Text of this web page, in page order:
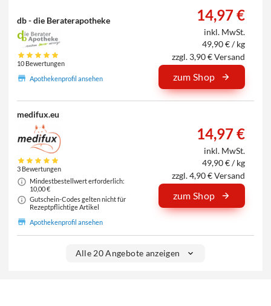
db - die Beraterapotheke
10 Bewertungen
Apothekenprofil ansehen
14,97 €
inkl. MwSt.
49,90 € / kg
zzgl. 3,90 € Versand
zum Shop
medifux.eu
3 Bewertungen
Mindestbestellwert erforderlich:
10,00 €
Gutschein-Codes gelten nicht für
Rezeptpflichtige Artikel
Apothekenprofil ansehen
14,97 €
inkl. MwSt.
49,90 € / kg
zzgl. 4,90 € Versand
zum Shop
Alle 20 Angebote anzeigen